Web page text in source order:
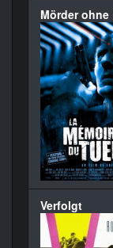
Mörder
Verfolgt